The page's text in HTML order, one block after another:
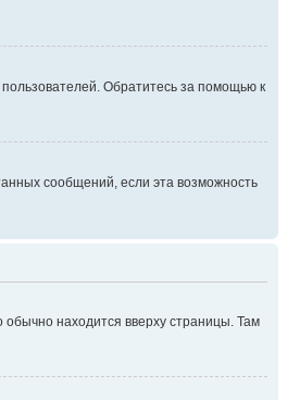
Обратитесь за помощью к
сообщений, если эта возможность
обычно находится вверху страницы. Там